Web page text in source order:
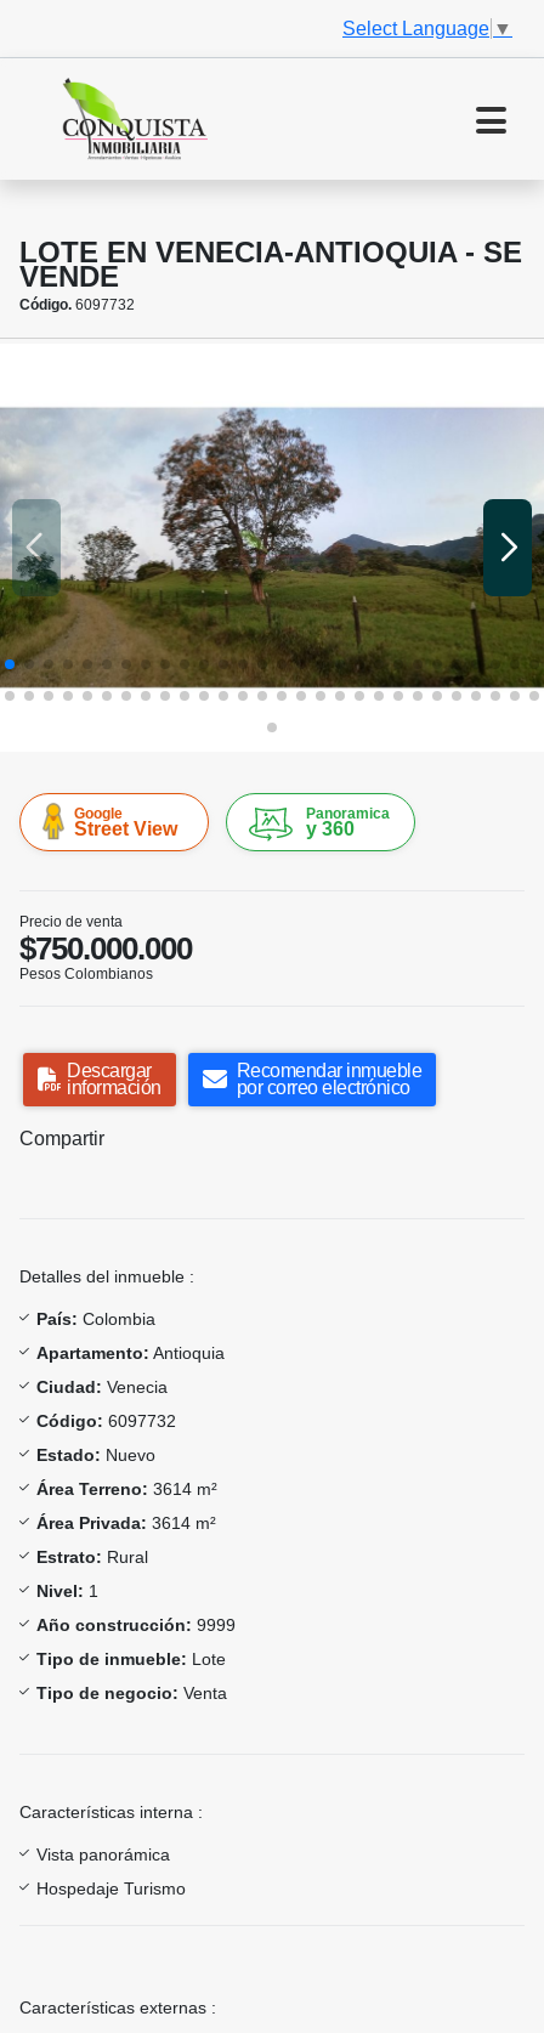
Select Language ▼
LOTE EN VENECIA-ANTIOQUIA - SE
VENDE
Código. 6097732
Google
Street View
Panoramica
y 360
Precio de venta
$750.000.000
Pesos Colombianos
Descargar
información
Recomendar inmueble
por correo electrónico
Compartir
Detalles del inmueble :
País: Colombia
Apartamento: Antioquia
Ciudad: Venecia
Código: 6097732
Estado: Nuevo
Área Terreno: 3614 m²
Área Privada: 3614 m²
Estrato: Rural
Nivel: 1
Año construcción: 9999
Tipo de inmueble: Lote
Tipo de negocio: Venta
Características interna :
Vista panorámica
Hospedaje Turismo
Características externas :